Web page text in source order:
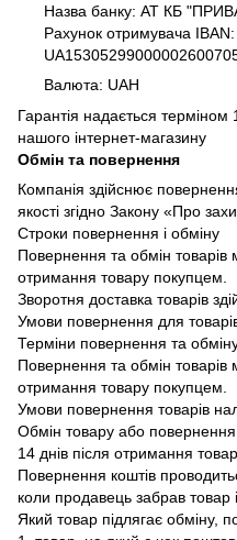
Назва банку: АТ КБ
Рахунок отримувача IBAN:
Валюта: UAH
Гарантія надається терміном
нашого інтернет-магазину
Обмін та повернення
Компанія здійснює
якості згідно Закону «Про
Строки повернення і обміну
Повернення та обмін товарів
отримання товару покупцем.
Зворотня доставка товарів
Умови повернення для
Терміни повернення та
Повернення та обмін товарів
отримання товару покупцем.
Умови повернення товарів
Обмін товару або
14 днів після отримання
Повернення коштів
коли продавець забрав товар
Який товар підлягає обміну,